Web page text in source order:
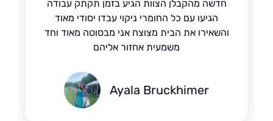
חדשה מהקבלן הצוות הגיע בזמן תקתק עבודה
הגיעו עם כל החומרי ניקוי עבדו יסודי מאוד
והשאירו את הבית מצוצח אני מבסוטה מאוד וחד
משמעית אחזור אליהם
Ayala Bruckhimer